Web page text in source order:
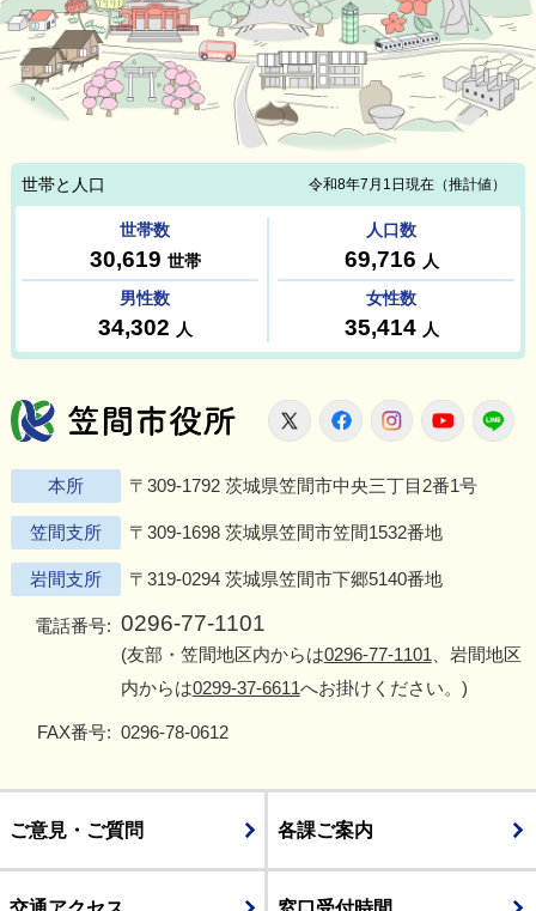
笠間市役所
X FacebookInstagram
本所 〒309-1792 茨城県笠間市中央三丁目2番1号
笠間支所 〒309-1698 茨城県笠間市笠間1532番地
岩間支所 〒319-0294 茨城県笠間市下郷5140番地
電話番号: 0296-77-1101
(友部・笠間地区内からは0296-77-1101 、岩間地区
内からは0299-37-6611へお掛けください。)
FAX番号: 0296-78-0612
ご意見・ご質問 各課ご案内